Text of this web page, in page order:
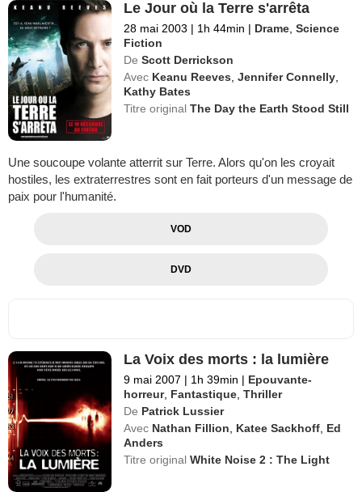
Le Jour où la Terre s'arrêta
28 mai 2003 | 1h 44min | Drame,Science
Fiction
De Scott Derrickson
Avec Keanu Reeves,Jennifer Connelly,
Kathy Bates
Titre originalThe Day the Earth Stood Still
Une soucoupe volante atterrit sur Terre. Alors qu'on les croyait
hostiles, les extraterrestres sont en fait porteurs d'un message de
paix pour l'humanité.
VOD
DVD
La Voix des morts : la lumière
9 mai 2007 | 1h 39min | Epouvante-
horreur, Fantastique,Thriller
De Patrick Lussier
Avec Nathan Fillion, Katee Sackhoff, Ed
Anders
Titre originalWhite Noise 2 : The Light